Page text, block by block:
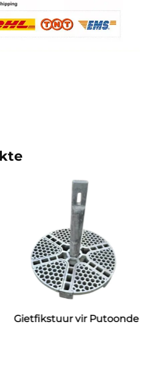
vir Putoonde